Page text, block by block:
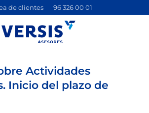
de clientes 96 326 00 01
Actividades
Inicio del plazo de